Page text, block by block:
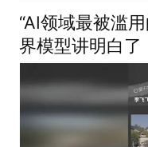
“AI领域最被滥
界模型讲明白了